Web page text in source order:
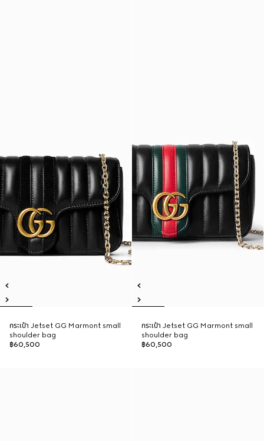
กระเป๋า Jetset GG Marmont small
shoulder bag
฿60,500
กระเป๋า Jetset GG Marmont small
shoulder bag
฿60,500